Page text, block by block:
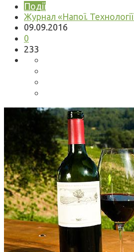
Події
Журнал «Напої. Технології
09.09.2016
0
233